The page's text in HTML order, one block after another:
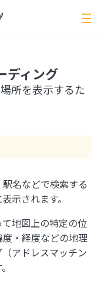
ディング
所を表示するた
名などで検索する
示されます。
地図上の特定の位
・経度などの地理
アドレスマッチン